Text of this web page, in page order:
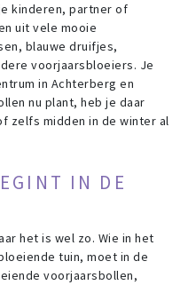
kinderen, partner of
uit vele mooie
blauwe druifjes,
voorjaarsbloeiers. Je
in Achterberg en
nu plant, heb je daar
zelfs midden in de winter al
IN DE
het is wel zo. Wie in het
tuin, moet in de
voorjaarsbollen,